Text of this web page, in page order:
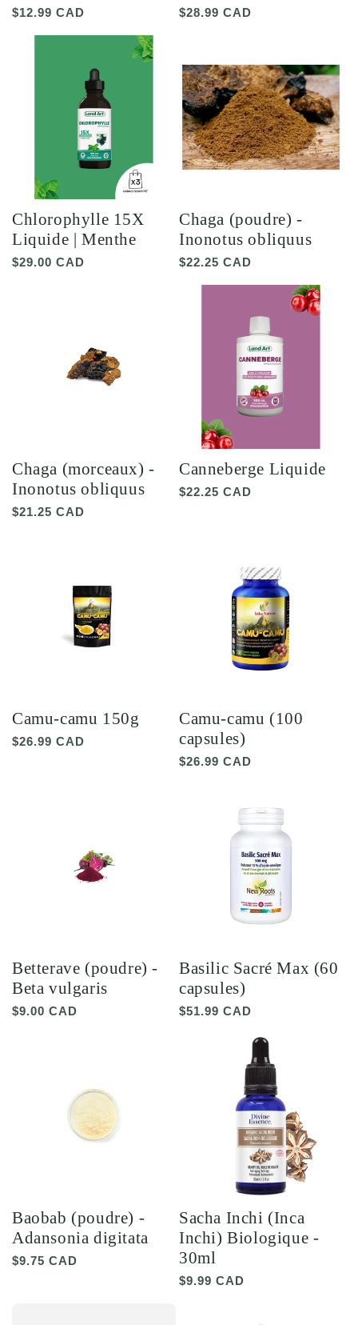
Prix
$12.99 CAD
Prix
$28.99 CAD
Chlorophylle 15X
Liquide | Menthe
Prix
$29.00 CAD
Chaga (poudre) -
Inonotus obliquus
Prix
$22.25 CAD
Chaga (morceaux) -
Inonotus obliquus
Prix
$21.25 CAD
Canneberge Liquide
Prix
$22.25 CAD
Camu-camu 150g
Prix
$26.99 CAD
Camu-camu (100
capsules)
Prix
$26.99 CAD
Betterave (poudre) -
Beta vulgaris
Prix
$9.00 CAD
Basilic Sacré Max (60
capsules)
Prix
$51.99 CAD
Baobab (poudre) -
Adansonia digitata
Prix
$9.75 CAD
Sacha Inchi (Inca
Inchi) Biologique -
30ml
Prix
$9.99 CAD